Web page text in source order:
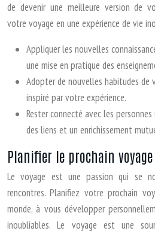
de devenir une meilleure version de
votre voyage en une expérience de vie
Appliquer les nouvelles
une mise en pratique des
Adopter de nouvelles habitudes
inspiré par votre expérience.
Rester connecté avec les
des liens et un enrichissement
Planifier le prochain voyage
Le voyage est une passion qui se
rencontres. Planifiez votre prochain
monde, à vous développer
inoubliables. Le voyage est une